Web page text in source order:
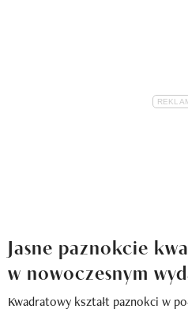
Jasne paznokcie
w nowoczesnym
Kwadratowy kształt paznokci w